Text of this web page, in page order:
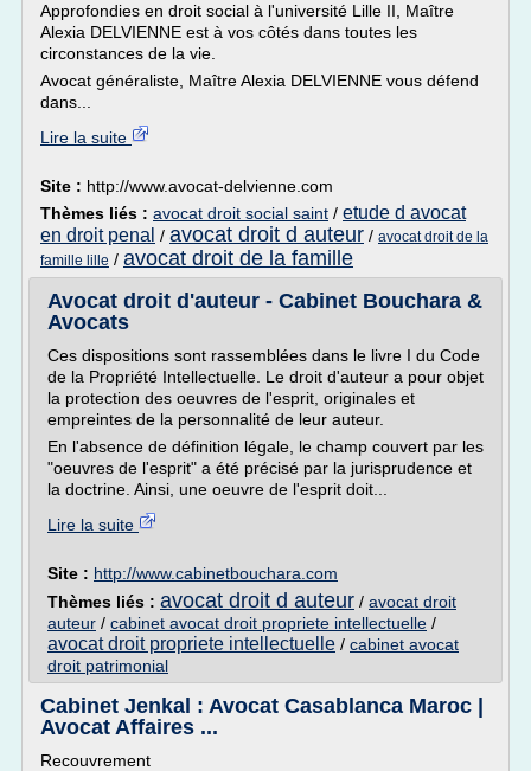
Approfondies en droit social à l'université Lille II, Maître
Alexia DELVIENNE est à vos côtés dans toutes les
circonstances de la vie.
Avocat généraliste, Maître Alexia DELVIENNE vous défend
dans...
Lire la suite
Site : http://www.avocat-delvienne.com
Thèmes liés : avocat droit social saint / etude d avocat
en droit penal / avocat droit d auteur / avocat droit de la
famille lille / avocat droit de la famille
Avocat droit d'auteur - Cabinet Bouchara &
Avocats
Ces dispositions sont rassemblées dans le livre I du Code
de la Propriété Intellectuelle. Le droit d'auteur a pour objet
la protection des oeuvres de l'esprit, originales et
empreintes de la personnalité de leur auteur.
En l'absence de définition légale, le champ couvert par les
"oeuvres de l'esprit" a été précisé par la jurisprudence et
la doctrine. Ainsi, une oeuvre de l'esprit doit...
Lire la suite
Site : http://www.cabinetbouchara.com
Thèmes liés : avocat droit d auteur / avocat droit
auteur / cabinet avocat droit propriete intellectuelle /
avocat droit propriete intellectuelle / cabinet avocat
droit patrimonial
Cabinet Jenkal : Avocat Casablanca Maroc |
Avocat Affaires ...
Recouvrement